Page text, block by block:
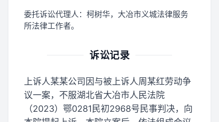
委托诉讼代理人：柯树华，大冶市义城法律服务
所法律工作者。
诉讼记录
上诉人某某公司因与被上诉人周某红劳动争
议一案，不服湖北省大冶市人民法院
（2023）鄂0281民初2968号民事判决，向